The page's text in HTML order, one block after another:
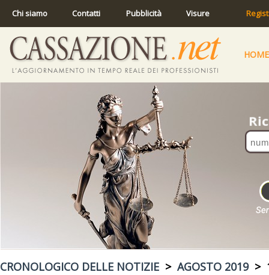
Chi siamo Contatti Pubblicità Visure
HOME
CRONOLOGICO DELLE NOTIZIE > AGOSTO 2019>